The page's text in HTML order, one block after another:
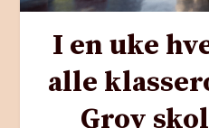
I en uke
alle
Grov